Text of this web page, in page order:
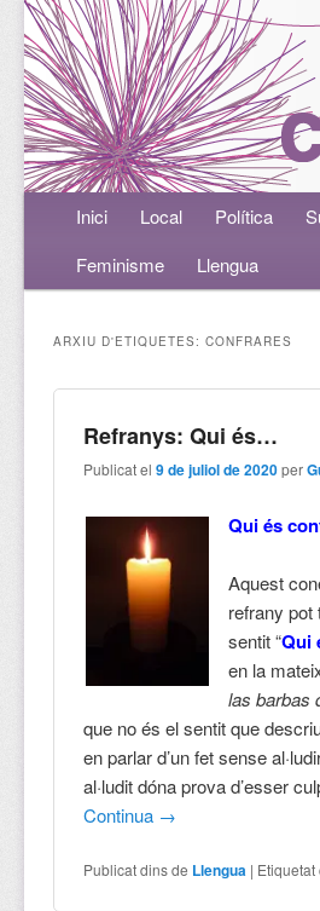
Menú principalAneu al contingut principal
Aneu al contingut secundari
Inici Local Política
Feminisme
Llengua
ARXIU D'ETIQUETES:CONFRARES
Refranys: Qui és…
Publicat el9 de juliol de 2020 per
Qui és
Aquest
refrany
sentit “Qui
en la
las barbas
que no és el sentit que
en parlar d’un fet sense
al·ludit dóna prova d’esser
Continua →
Publicat dins de Llengua | Etiquetat